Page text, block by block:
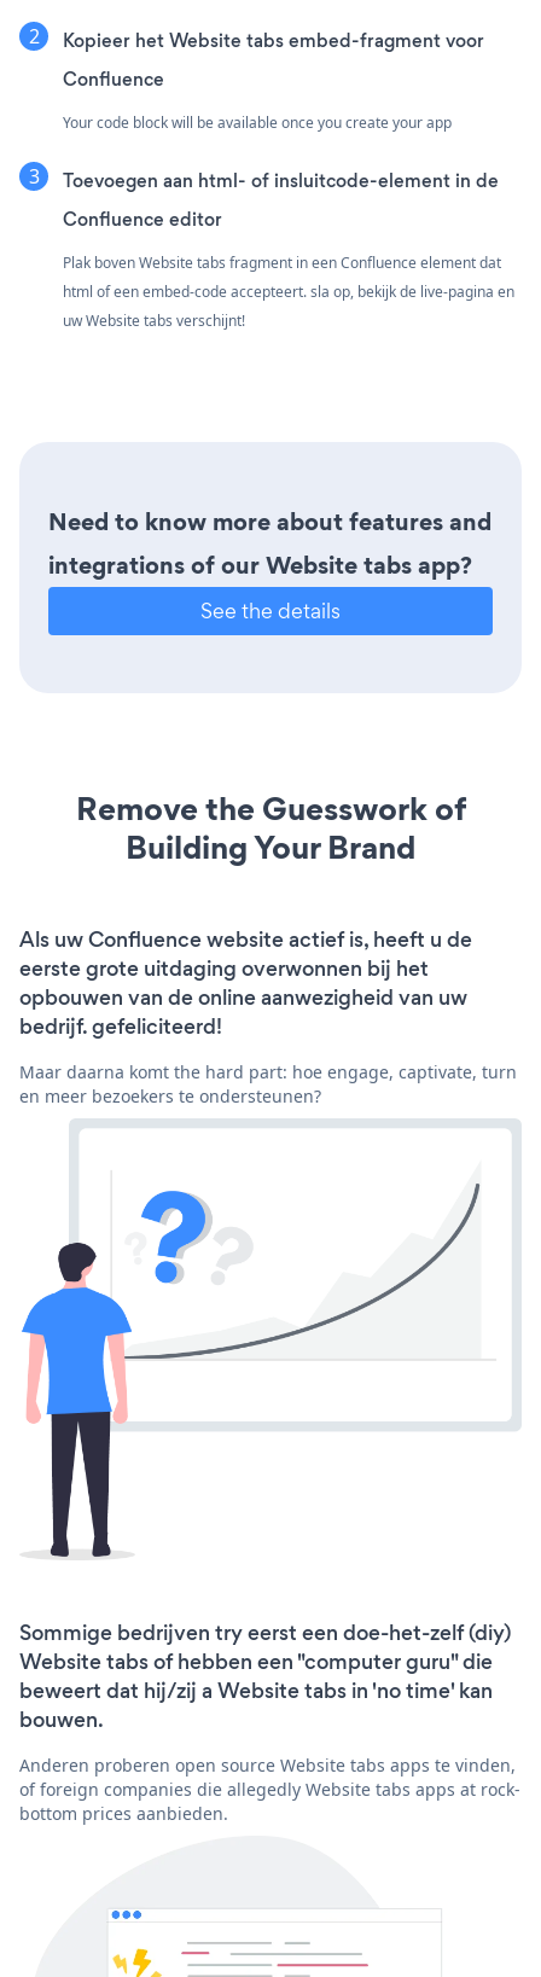
Kopieer het Website tabs embed-fragment voor
Confluence
Your code block will be available once you create your app
Toevoegen aan html- of insluitcode-element in de
Confluence editor
Plak boven Website tabs fragment in een Confluence element dat
html of een embed-code accepteert. sla op, bekijk de live-pagina en
uw Website tabs verschijnt!
Need to know more about features and
integrations of our Website tabs app?
See the details
Remove the Guesswork of
Building Your Brand
Als uw Confluence website actief is, heeft u de
eerste grote uitdaging overwonnen bij het
opbouwen van de online aanwezigheid van uw
bedrijf. gefeliciteerd!
Maar daarna komt the hard part: hoe engage, captivate, turn
en meer bezoekers te ondersteunen?
Sommige bedrijven try eerst een doe-het-zelf (diy)
Website tabs of hebben een "computer guru" die
beweert dat hij/zij a Website tabs in 'no time' kan
bouwen.
Anderen proberen open source Website tabs apps te vinden,
of foreign companies die allegedly Website tabs apps at rock-
bottom prices aanbieden.